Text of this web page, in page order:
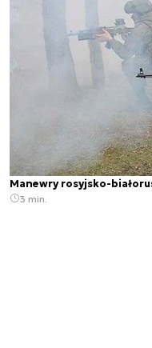
Manewry rosyjsko-
3 min.